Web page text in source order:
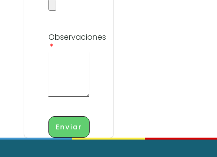
Observaciones
Enviar